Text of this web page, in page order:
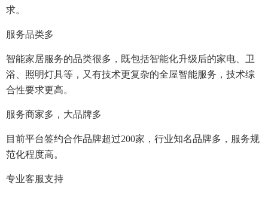
求。
服务品类多
智能家居服务的品类很多，既包括智能化升级后的家电、卫
浴、照明灯具等，又有技术更复杂的全屋智能服务，技术综
合性要求更高。
服务商家多，大品牌多
目前平台签约合作品牌超过200家，行业知名品牌多，服务规
范化程度高。
专业客服支持